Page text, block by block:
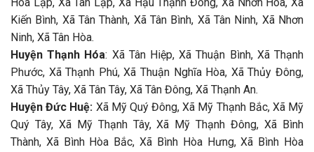
Hòa Lập, Xã Tân Lập, Xã Hậu Thạnh Đông, Xã Nhơn Hoà, Xã
Kiến Bình, Xã Tân Thành, Xã Tân Bình, Xã Tân Ninh, Xã Nhơn
Ninh, Xã Tân Hòa.
Huyện Thạnh Hóa: Xã Tân Hiệp, Xã Thuận Bình, Xã Thạnh
Phước, Xã Thạnh Phú, Xã Thuận Nghĩa Hòa, Xã Thủy Đông,
Xã Thủy Tây, Xã Tân Tây, Xã Tân Đông, Xã Thạnh An.
Huyện Đức Huệ: Xã Mỹ Quý Đông, Xã Mỹ Thạnh Bắc, Xã Mỹ
Quý Tây, Xã Mỹ Thạnh Tây, Xã Mỹ Thạnh Đông, Xã Bình
Thành, Xã Bình Hòa Bắc, Xã Bình Hòa Hưng, Xã Bình Hòa